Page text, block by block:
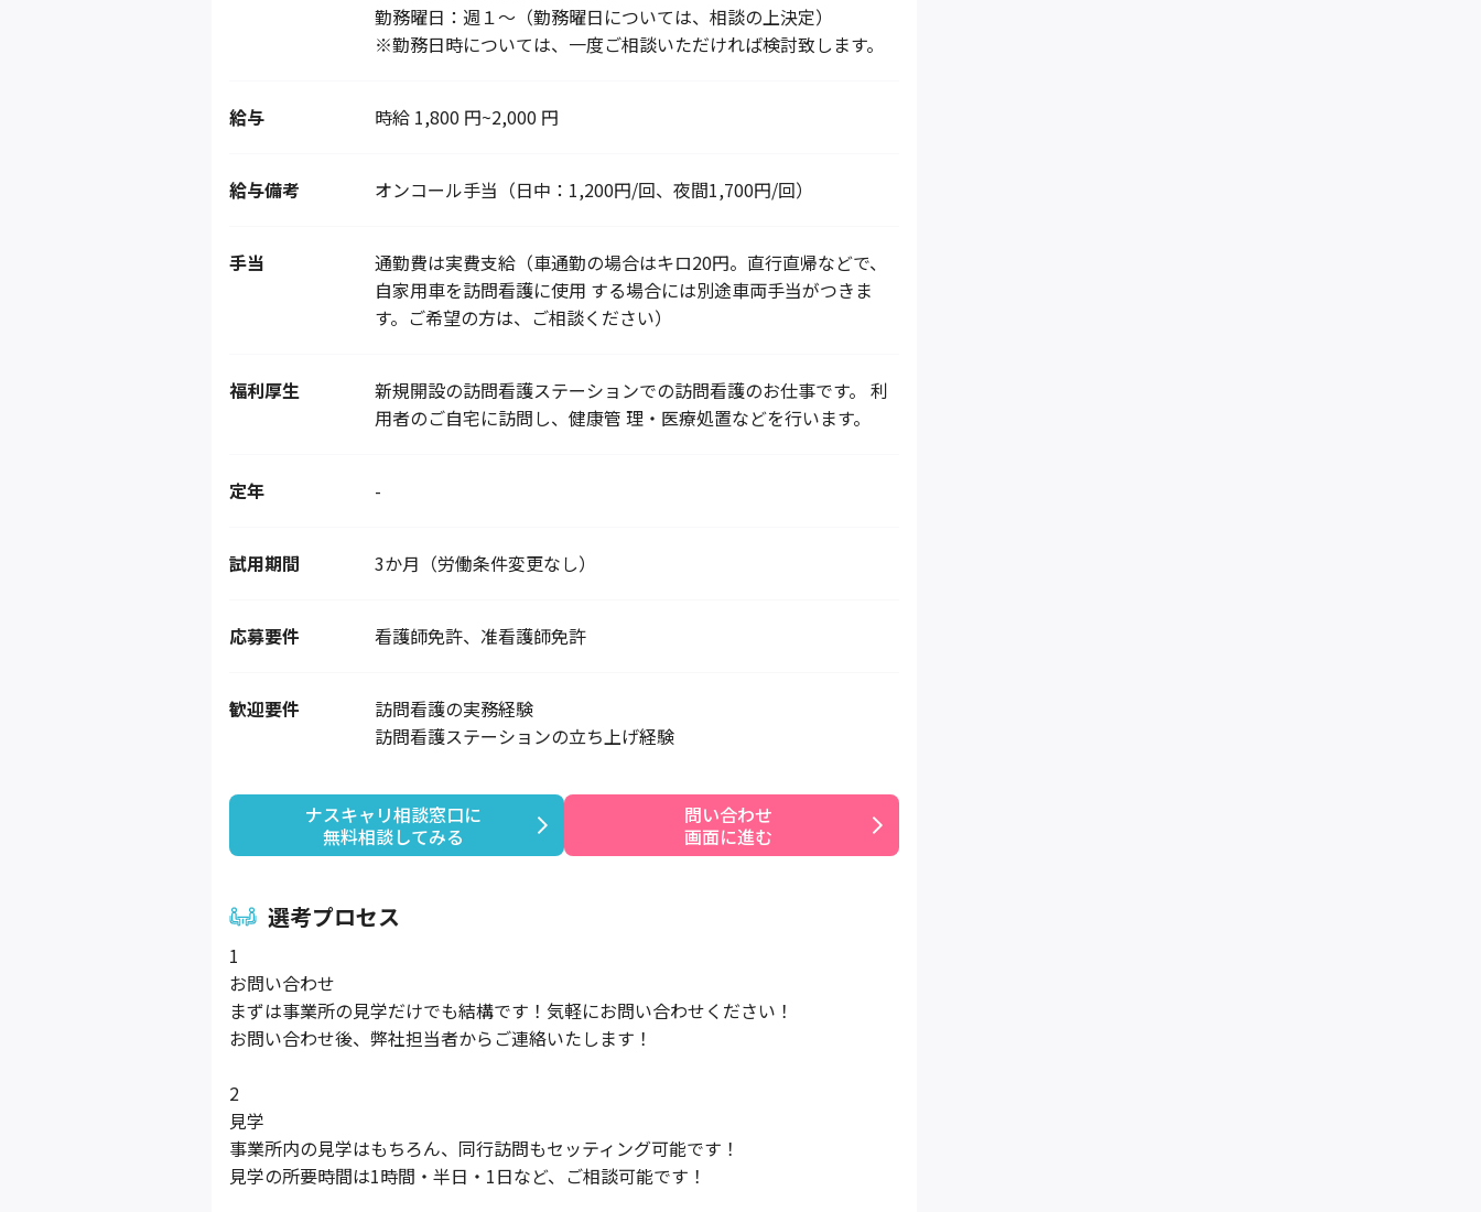
勤務曜日：週１～（勤務曜日については、相談の上決定）
※勤務日時については、一度ご相談いただければ検討致します。
給与 時給 1,800 円~2,000 円
給与備考 オンコール手当（日中：1,200円/回、夜間1,700円/回）
手当
通勤費は実費支給（車通勤の場合はキロ20円。直行直帰などで、
自家用車を訪問看護に使用 する場合には別途車両手当がつきま
す。ご希望の方は、ご相談ください）
福利厚生
新規開設の訪問看護ステーションでの訪問看護のお仕事です。 利
用者のご自宅に訪問し、健康管 理・医療処置などを行います。
定年 -
試用期間 3か月（労働条件変更なし）
応募要件 看護師免許、准看護師免許
歓迎要件
訪問看護の実務経験
訪問看護ステーションの立ち上げ経験
ナスキャリ相談窓口に
無料相談してみる
問い合わせ
画面に進む
選考プロセス
1
お問い合わせ
まずは事業所の見学だけでも結構です！気軽にお問い合わせください！
お問い合わせ後、弊社担当者からご連絡いたします！
2
見学
事業所内の見学はもちろん、同行訪問もセッティング可能です！
見学の所要時間は1時間・半日・1日など、ご相談可能です！